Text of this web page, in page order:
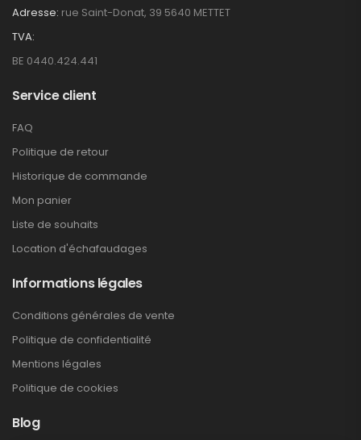
Adresse: rue Saint-Donat, 39 5640 METTET
TVA:
BE 0440.424.441
Service client
FAQ
Politique de retour
Historique de commande
Mon panier
Liste de souhaits
Location d'échafaudages
Informations légales
Conditions générales de vente
Politique de confidentialité
Mentions légales
Politique de cookies
Blog